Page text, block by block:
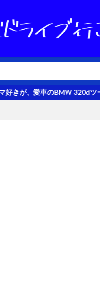
320dツーリングを評価す